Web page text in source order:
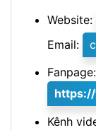
Website:
Email:
Fanpage:
Kênh